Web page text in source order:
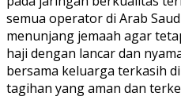
semua operator di Arab
menunjang jemaah agar
haji dengan lancar dan
bersama keluarga terkasih
tagihan yang aman dan